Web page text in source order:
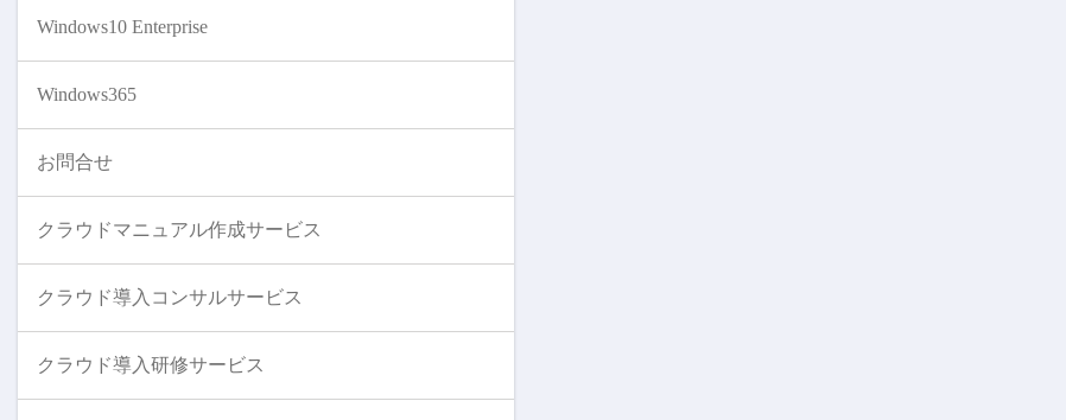
Windows10 Enterprise
Windows365
お問合せ
クラウドマニュアル作成サービス
クラウド導入コンサルサービス
クラウド導入研修サービス